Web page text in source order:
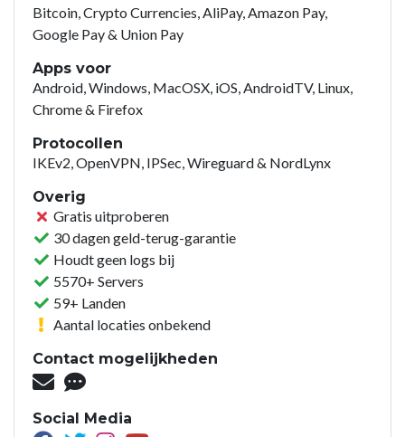
Bitcoin, Crypto Currencies, AliPay, Amazon Pay,
Google Pay & Union Pay
Apps voor
Android, Windows, MacOSX, iOS, AndroidTV, Linux,
Chrome & Firefox
Protocollen
IKEv2, OpenVPN, IPSec, Wireguard & NordLynx
Overig
Gratis uitproberen
30 dagen geld-terug-garantie
Houdt geen logs bij
5570+ Servers
59+ Landen
Aantal locaties onbekend
Contact mogelijkheden
Social Media